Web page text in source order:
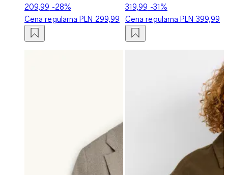
209,99 -28%
Cena regularnaPLN 299,99
319,99 -31%
Cena regularnaPLN 399,99